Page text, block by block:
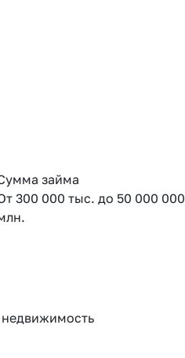
займа
300 000 тыс. до 50 000 000